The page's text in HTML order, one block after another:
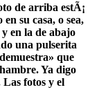
de arriba estÃ¡
su casa, o sea,
en la de abajo
una pulserita
que
Ya digo
Las fotos y el